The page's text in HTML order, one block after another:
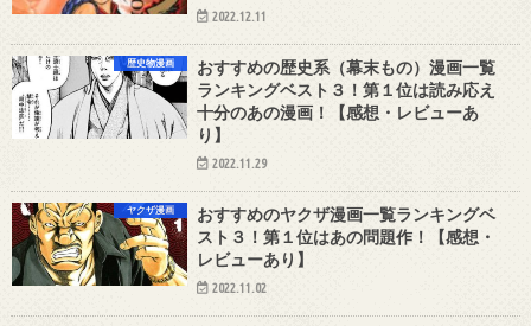
2022.12.11
歴史物漫画
おすすめの歴史系（幕末もの）漫画一覧
ランキングベスト３！第１位は読み応え
十分のあの漫画！【感想・レビューあ
り】
2022.11.29
ヤクザ漫画
おすすめのヤクザ漫画一覧ランキングベ
スト３！第１位はあの問題作！【感想・
レビューあり】
2022.11.02